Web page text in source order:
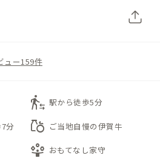
ュー159件
transfer_within_a_station 駅から徒歩5分
分 grocery ご当地自慢の伊賀牛
person_play おもてなし家守